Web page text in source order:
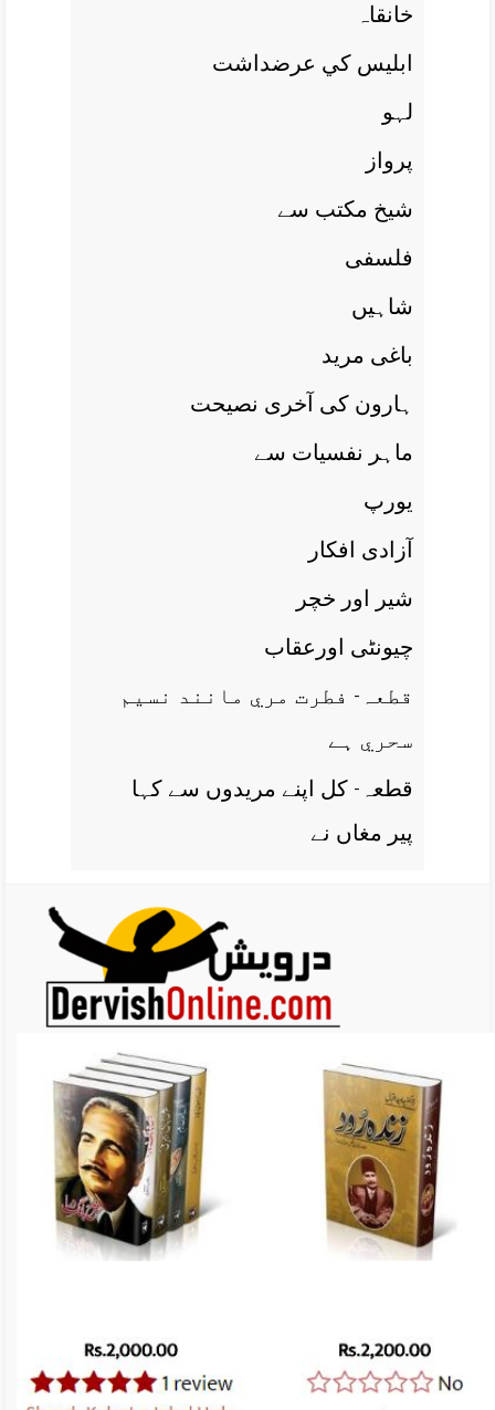
خانقاہ
ابليس کي عرضداشت
لہو
پرواز
شيخ مکتب سے
فلسفی
شاہيں
باغی مريد
ہارون کی آخری نصيحت
ماہر نفسيات سے
يورپ
آزادی افکار
شير اور خچر
چيونٹی اورعقاب
قطعہ- فطرت مري مانند نسيم
سحري ہے
قطعہ- کل اپنے مريدوں سے کہا
پير مغاں نے